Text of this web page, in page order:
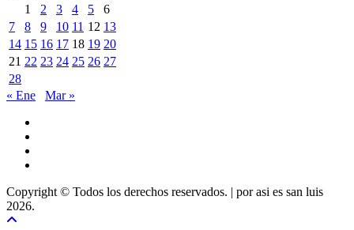
1
2 3 4 5
6
7
8 9 10 11 12 13
14 15 16 17 18 19 20
21 22 23 24 25 26 27
28
« Ene
Mar »
Copyright © Todos los derechos reservados. | por asi es san luis
2026.